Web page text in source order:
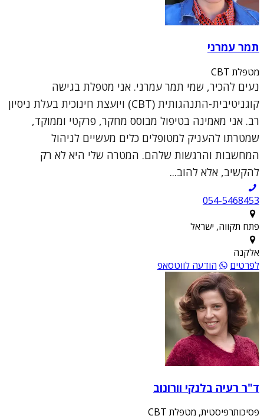
תמר עמרני
מטפלת CBT
נעים להכיר, שמי תמר עמרני. אני מטפלת בגישה
קוגניטיבית-התנהגותית (CBT) ויועצת חינוכית בעלת ניסיון
רב. אני מאמינה בטיפול מבוסס מחקר, פרקטי וממוקד,
שמטרתו להעניק למטופלים כלים מעשיים לניהול
המחשבות והרגשות שלהם. המטרה שלי היא לא רק
להקשיב, אלא להוב...
054-5468453
פתח תקווה, ישראל
אלקנה
לפרטים
הודעה לווטסאפ
ד"ר רעיה בלנקי וורונוב
פסיכותרפיסטית, מטפלת CBT